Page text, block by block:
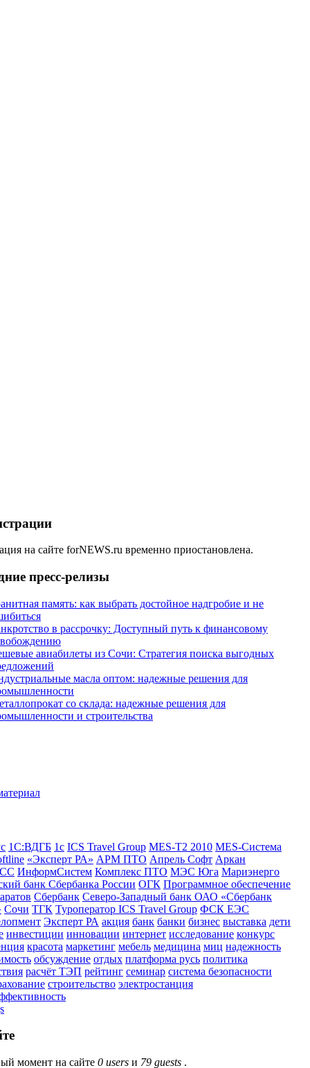
на сайте forNEWS.ru временно приостановлена.
пресс-релизы
память: как выбрать достойное надгробие и не
в рассрочку: Доступный путь к финансовому
авиабилеты из Сочи: Стратегия поиска выгодных
масла оптом: надежные решения для
со склада: надежные решения для
и строительства
1С:ВДГБ 1с ICS Travel Group MES-T2 2010 MES-Система
«Эксперт РА» АРМ ПТО Апрель Софт Аркан
ИнформСистем Комплекс ПТО МЭС Юга Мариэнерго
банк Сбербанка России ОГК Программное обеспечение
Сбербанк Северо-Западный банк ОАО «Сбербанк
Сочи ТГК Туроператор ICS Travel Group ФСК ЕЭС
Эксперт РА акция банк банки бизнес выставка дети
инвестиции инновации интернет исследование конкурс
красота маркетинг мебель медицина миц надежность
обсуждение отдых платформа русь политика
расчёт ТЭП рейтинг семинар система безопасности
строительство электростанция
момент на сайте 0 users и 79 guests .